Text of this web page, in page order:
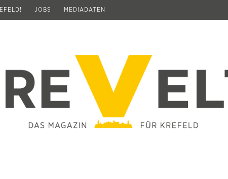
JOBS MEDIADATEN